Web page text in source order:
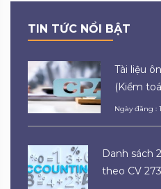
TIN TỨC NỔI BẬT
Tài liệu
(Kiểm
Ngày đăng :
Danh sách
theo CV